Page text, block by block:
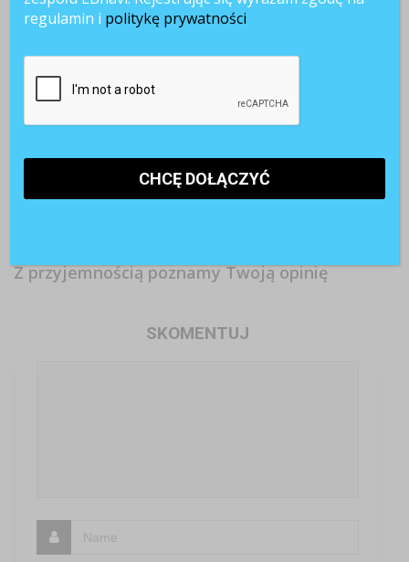
od Europy
znikają. Firmy
przechodzą w
tryb ostrożności
pracy zmienia
Z przyjemnością poznamy Twoją opinię
SKOMENTUJ
regulamin i politykę prywatności